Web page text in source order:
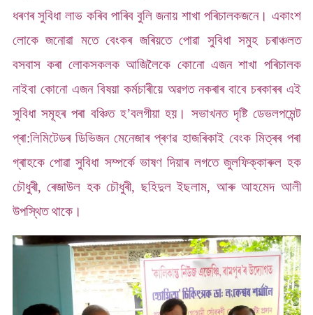
ধৰণৰ সুবিধা লাভ কৰিব পাৰিব বুলি জনায় শাখা পৰিচালকজনে। একাংশ
লোকে জনোৱা মতে বেংকৰ জৰিয়তে পোৱা সুবিধা সমুহ চৰাঞ্চলত
বসবাস কৰা লোকসকলক আজিলৈকে কোনো এজন শাখা পৰিচালক
নাইবা কোনো এজন বিষয়া কৰ্মচাৰীয়ে অৱগত নকৰাৰ বাবে চৰকাৰৰ এই
সুবিধা সমূহৰ পৰা বঞ্চিত হ’বলগীয়া হয়। সভাখনত দৃষ্টি ডেভলপমেন্ট
প্ৰা:লিমিটেডৰ ডিভিজন মেনেজাৰ প্ৰণৱ হাজৰিকাই বেংক মিত্ৰৰ পৰা
গ্ৰাহকে পোৱা সুবিধা সম্পৰ্কে ভাষণ দিয়াৰ লগতে জুলফিক্কাৰুল হক
চৌধুৰী, ৰেজাউল হক চৌধুৰী, ছহিদুল ইছলাম, আৰু আহমেদ আলী
উপস্থিত থাকে।